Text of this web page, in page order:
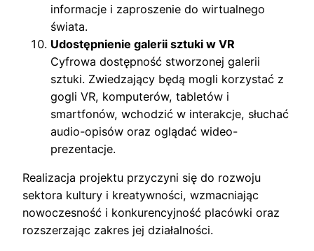
informacje i zaproszenie do wirtualnego
świata.
Udostępnienie galerii sztuki w VR
Cyfrowa dostępność stworzonej galerii
sztuki. Zwiedzający będą mogli korzystać z
gogli VR, komputerów, tabletów i
smartfonów, wchodzić w interakcje, słuchać
audio-opisów oraz oglądać wideo-
prezentacje.
Realizacja projektu przyczyni się do rozwoju
sektora kultury i kreatywności, wzmacniając
nowoczesność i konkurencyjność placówki oraz
rozszerzając zakres jej działalności.